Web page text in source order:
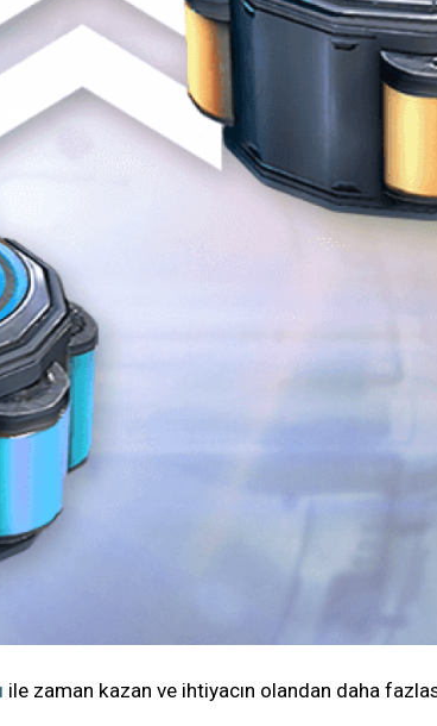
ile zaman kazan ve ihtiyacın olandan daha